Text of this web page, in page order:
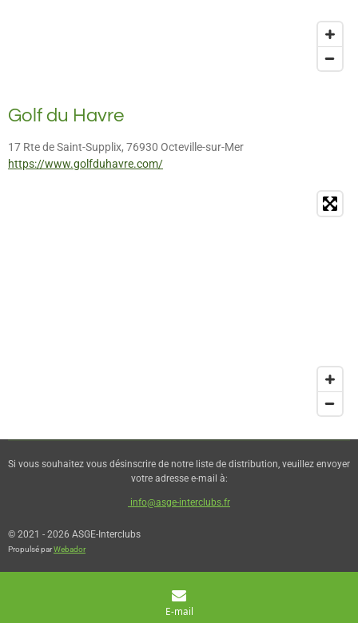
Golf du Havre
17 Rte de Saint-Supplix, 76930 Octeville-sur-Mer
https://www.golfduhavre.com/
Si vous souhaitez vous désinscrire de notre liste de distribution, veuillez envoyer
votre adresse e-mail à:
info@asge-interclubs.fr
© 2021 - 2026 ASGE-Interclubs
Propulsé parWebador
E-mail